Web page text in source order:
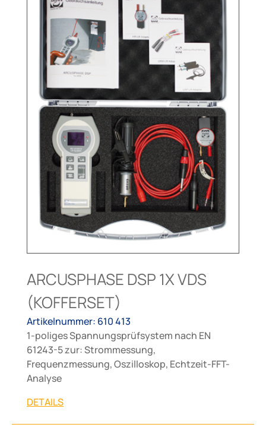
ARCUSPHASE DSP 1X VDS
(KOFFERSET)
Artikelnummer: 610 413
1-poliges Spannungsprüfsystem nach EN
61243-5 zur: Strommessung,
Frequenzmessung, Oszilloskop, Echtzeit-FFT-
Analyse
DETAILS